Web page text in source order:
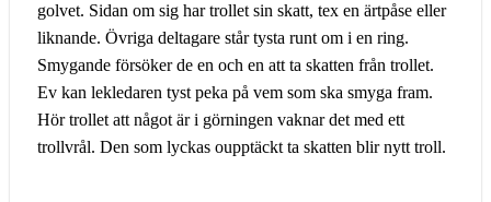
golvet. Sidan om sig har trollet sin skatt, tex en ärtpåse eller
liknande. Övriga deltagare står tysta runt om i en ring.
Smygande försöker de en och en att ta skatten från trollet.
Ev kan lekledaren tyst peka på vem som ska smyga fram.
Hör trollet att något är i görningen vaknar det med ett
trollvrål. Den som lyckas oupptäckt ta skatten blir nytt troll.